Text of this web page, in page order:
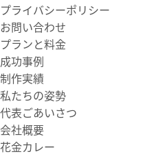
プライバシーポリシー
お問い合わせ
プランと料金
成功事例
制作実績
私たちの姿勢
代表ごあいさつ
会社概要
花金カレー